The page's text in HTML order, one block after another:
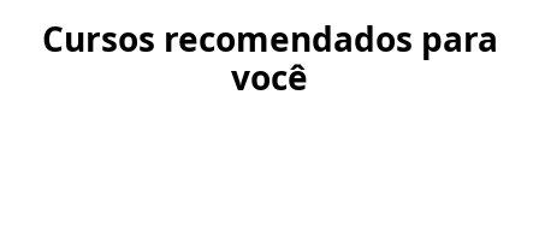
Cursos recomendados para
você